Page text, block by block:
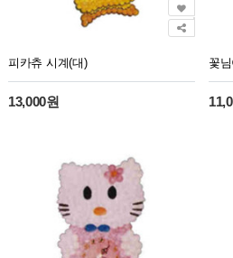
피카츄 시계(대)
13,000원
꽃님